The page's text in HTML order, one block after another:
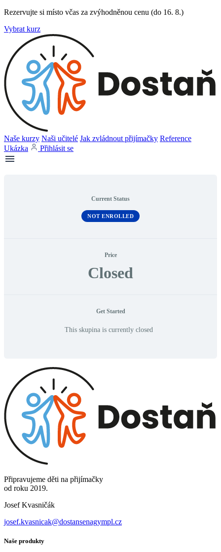
Rezervujte si místo včas za zvýhodněnou cenu (do 16. 8.)
Vybrat kurz
Naše kurzy Naši učitelé Jak zvládnout přijímačky Reference
Ukázka
Přihlásit se
Current Status
NOT ENROLLED
Price
Closed
Get Started
This skupina is currently closed
Připravujeme děti na přijímačky
od roku 2019.
Josef Kvasničák
josef.kvasnicak@dostansenagympl.cz
Naše produkty